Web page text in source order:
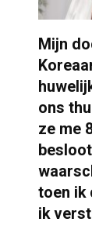
Mijn
ons
ze me
toen ik
ik